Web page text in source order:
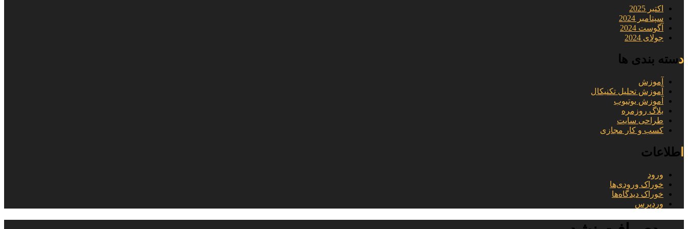
اکتبر 2025
سپتامبر 2024
آگوست 2024
جولای 2024
دسته بندی ها
آموزش
آموزش تحلیل تکنیکال
آموزش یوتیوب
بلاگ روزمره
طراحی سایت
کسب و کار مجازی
اطلاعات
ورود
خوراک ورودی‌ها
خوراک دیدگاه‌ها
وردپرس